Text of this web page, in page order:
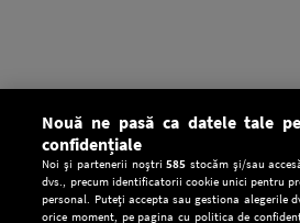
Nouă ne pasă ca datele tale
confidențiale
Noi și partenerii noștri585 stocăm și/sau
dvs., precum identificatorii cookie unici pentru
personal. Puteți accepta sau gestiona alegerile
orice moment, pe pagina cu politica de